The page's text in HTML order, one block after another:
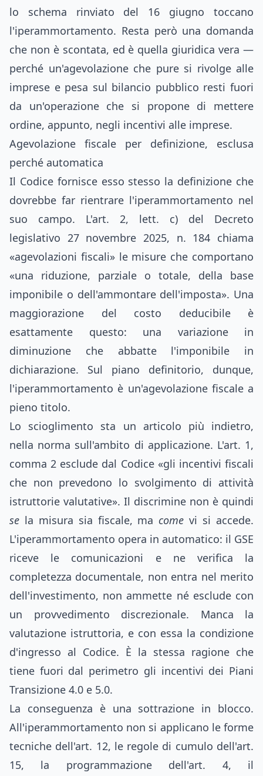
lo schema rinviato del 16 giugno toccano
l'iperammortamento. Resta però una domanda
che non è scontata, ed è quella giuridica vera —
perché un'agevolazione che pure si rivolge alle
imprese e pesa sul bilancio pubblico resti fuori
da un'operazione che si propone di mettere
ordine, appunto, negli incentivi alle imprese.
Agevolazione fiscale per definizione, esclusa
perché automatica
Il Codice fornisce esso stesso la definizione che
dovrebbe far rientrare l'iperammortamento nel
suo campo. L'art. 2, lett. c) del Decreto
legislativo 27 novembre 2025, n. 184 chiama
«agevolazioni fiscali» le misure che comportano
«una riduzione, parziale o totale, della base
imponibile o dell'ammontare dell'imposta». Una
maggiorazione del costo deducibile è
esattamente questo: una variazione in
diminuzione che abbatte l'imponibile in
dichiarazione. Sul piano definitorio, dunque,
l'iperammortamento è un'agevolazione fiscale a
pieno titolo.
Lo scioglimento sta un articolo più indietro,
nella norma sull'ambito di applicazione. L'art. 1,
comma 2 esclude dal Codice «gli incentivi fiscali
che non prevedono lo svolgimento di attività
istruttorie valutative». Il discrimine non è quindi
se la misura sia fiscale, ma come vi si accede.
L'iperammortamento opera in automatico: il GSE
riceve le comunicazioni e ne verifica la
completezza documentale, non entra nel merito
dell'investimento, non ammette né esclude con
un provvedimento discrezionale. Manca la
valutazione istruttoria, e con essa la condizione
d'ingresso al Codice. È la stessa ragione che
tiene fuori dal perimetro gli incentivi dei Piani
Transizione 4.0 e 5.0.
La conseguenza è una sottrazione in blocco.
All'iperammortamento non si applicano le forme
tecniche dell'art. 12, le regole di cumulo dell'art.
15, la programmazione dell'art. 4, il